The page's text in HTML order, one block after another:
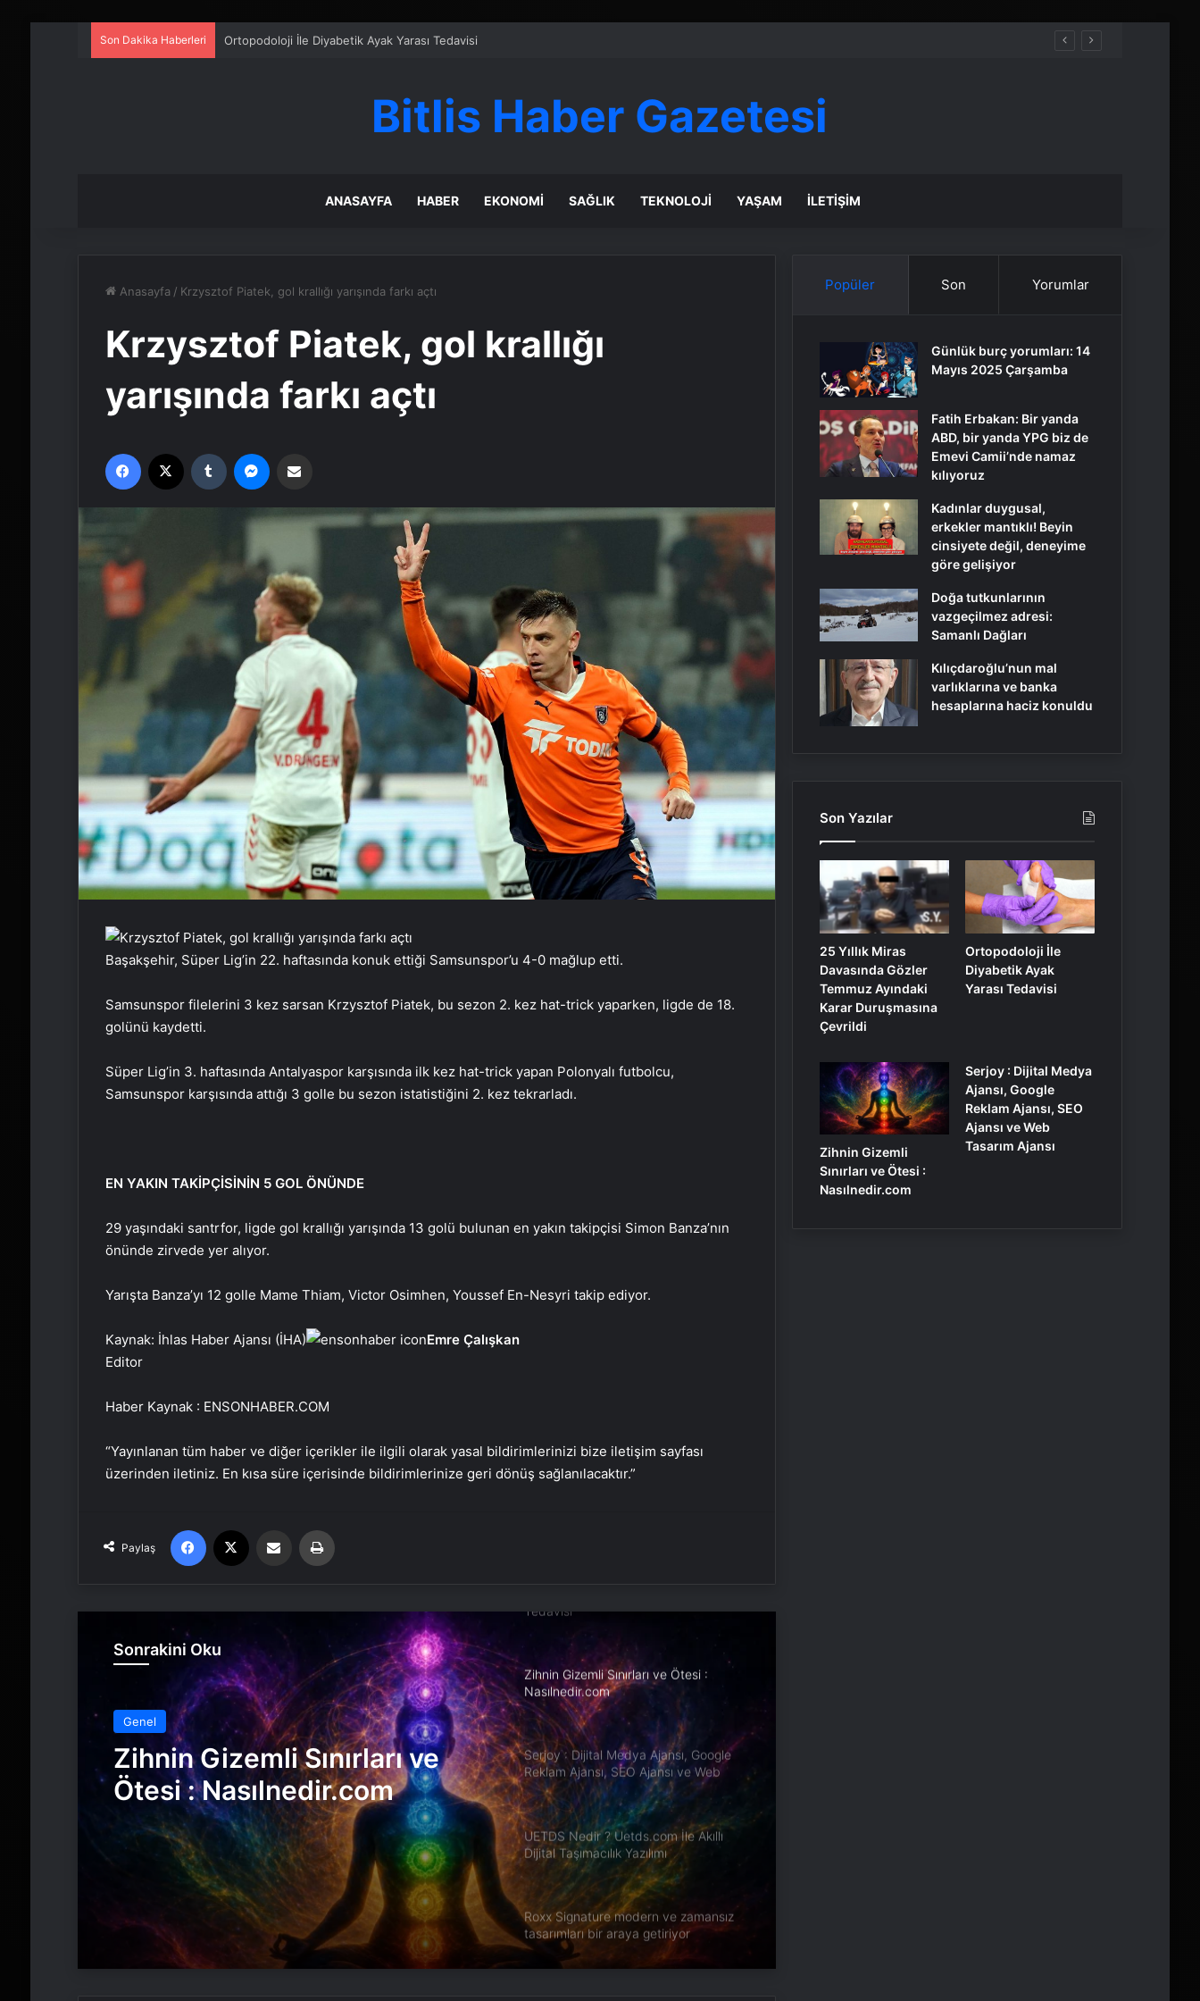
Son Dakika Haberleri Ortopodoloji İle Diyabetik Ayak Yarası Tedavisi
Bitlis Haber Gazetesi
ANASAYFA HABER EKONOMI SAĞLIK TEKNOLOJI YAŞAM İLETIŞIM
Anasayfa / Krzysztof Piatek, gol krallığı yarışında farkı açtı
Krzysztof Piatek, gol krallığı
yarışında farkı açtı
Facebook Tumblr
Başakşehir, Süper Lig’in 22. haftasında konuk ettiği Samsunspor’u 4-0 mağlup etti.
Samsunspor filelerini 3 kez sarsan Krzysztof Piatek, bu sezon 2. kez hat-trick yaparken, ligde de 18.
golünü kaydetti.
Süper Lig’in 3. haftasında Antalyaspor karşısında ilk kez hat-trick yapan Polonyalı futbolcu,
Samsunspor karşısında attığı 3 golle bu sezon istatistiğini 2. kez tekrarladı.
EN YAKIN TAKİPÇİSİNİN 5 GOL ÖNÜNDE
29 yaşındaki santrfor, ligde gol krallığı yarışında 13 golü bulunan en yakın takipçisi Simon Banza’nın
önünde zirvede yer alıyor.
Yarışta Banza’yı 12 golle Mame Thiam, Victor Osimhen, Youssef En-Nesyri takip ediyor.
Kaynak: İhlas Haber Ajansı (İHA)
Emre Çalışkan
Editor
Haber Kaynak : ENSONHABER.COM
“Yayınlanan tüm haber ve diğer içerikler ile ilgili olarak yasal bildirimlerinizi bize iletişim sayfası
üzerinden iletiniz. En kısa süre içerisinde bildirimlerinize geri dönüş sağlanılacaktır.”
Paylaş
Facebook Email'den paylaş
Sonrakini Oku
Genel
Zihnin Gizemli Sınırları ve
Ötesi : Nasılnedir.com
UETDS Nedir ? Uetds.com İle Akıllı
Dijital Taşımacılık Yazılımı
Otel Tipi Makyaj Aynası
Ankara ev temizlik fiyatları
Adaylarına Çifte Güvence: Sabit Ücret
Tedavisi
Zihnin Gizemli Sınırları ve Ötesi :
Nasılnedir.com
Serjoy : Dijital Medya Ajansı, Google
Reklam Ajansı, SEO Ajansı ve Web
Tasarım Ajansı
UETDS Nedir ? Uetds.com İle Akıllı
Dijital Taşımacılık Yazılımı
Roxx Signature modern ve zamansız
tasarımları bir araya getiriyor
Popüler Son Yorumlar
Günlük burç yorumları: 14
Mayıs 2025 Çarşamba
Fatih Erbakan: Bir yanda
ABD, bir yanda YPG biz de
Emevi Camii’nde namaz
kılıyoruz
Kadınlar duygusal,
erkekler mantıklı! Beyin
cinsiyete değil, deneyime
göre gelişiyor
Doğa tutkunlarının
vazgeçilmez adresi:
Samanlı Dağları
Kılıçdaroğlu’nun mal
varlıklarına ve banka
hesaplarına haciz konuldu
Son Yazılar
25 Yıllık Miras
Davasında Gözler
Temmuz Ayındaki
Karar Duruşmasına
Çevrildi
Ortopodoloji İle
Diyabetik Ayak
Yarası Tedavisi
Zihnin Gizemli
Sınırları ve Ötesi :
Nasılnedir.com
Serjoy : Dijital Medya
Ajansı, Google
Reklam Ajansı, SEO
Ajansı ve Web
Tasarım Ajansı